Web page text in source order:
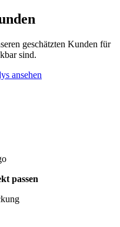
geschätzten Kunden für
sind.
ansehen
passen